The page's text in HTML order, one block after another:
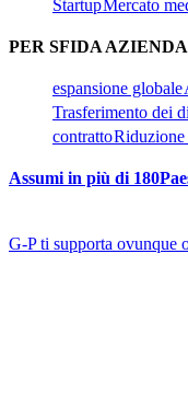
Startup​​Mercato
PER SFIDA
espansione globale​​
Trasferimento dei
contratto​​Riduzione
Assumi in più di
G-P ti supporta ovunque